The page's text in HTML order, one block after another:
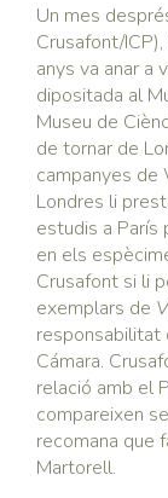
Un mes
Crusafont/
anys va anar a
dipositada al
Museu de
de tornar de
campanyes de
Londres li
estudis a
en els
Crusafont si li
exemplars de
responsabilitat
Cámara.
relació amb el
compareixen
recomana que
Martorell.